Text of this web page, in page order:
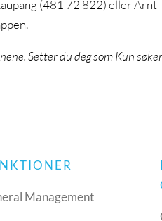
(481 72 822) eller Arnt
Setter du deg som Kun søker
Management